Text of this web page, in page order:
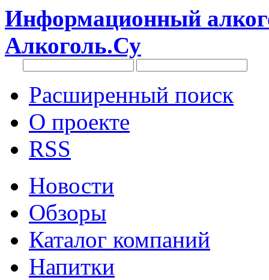
Информационный
Алкоголь.Су
Расширенный поиск
О проекте
RSS
Новости
Обзоры
Каталог компаний
Напитки